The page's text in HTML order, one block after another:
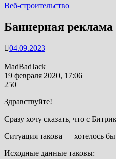
Веб-строительство
Баннерная
04.09.2023
MadBadJack
19 февраля 2020, 17:06
250
Здравствуйте!
Сразу хочу сказать, что с
Ситуация такова — хотелось бы
Исходные данные таковы: